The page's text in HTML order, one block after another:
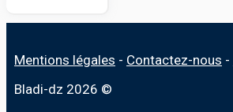
Mentions légales - Contactez-nous -
Bladi-dz 2026 ©